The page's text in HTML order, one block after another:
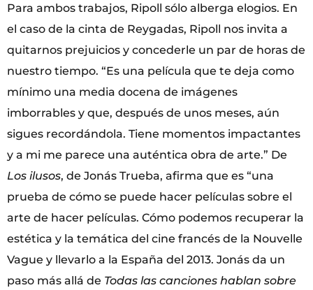
Para ambos trabajos, Ripoll sólo alberga elogios. En
el caso de la cinta de Reygadas, Ripoll nos invita a
quitarnos prejuicios y concederle un par de horas de
nuestro tiempo. “Es una película que te deja como
mínimo una media docena de imágenes
imborrables y que, después de unos meses, aún
sigues recordándola. Tiene momentos impactantes
y a mi me parece una auténtica obra de arte.” De
Los ilusos, de Jonás Trueba, afirma que es “una
prueba de cómo se puede hacer películas sobre el
arte de hacer películas. Cómo podemos recuperar la
estética y la temática del cine francés de la Nouvelle
Vague y llevarlo a la España del 2013. Jonás da un
paso más allá de Todas las canciones hablan sobre